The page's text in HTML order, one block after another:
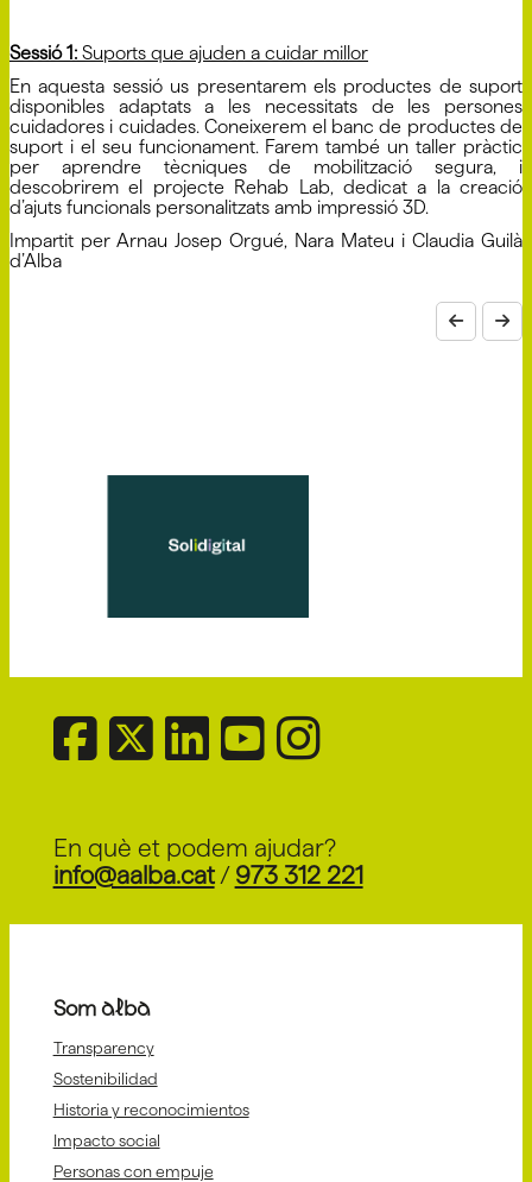
Sessió 1: Suports que ajuden a cuidar millor
En aquesta sessió us presentarem els productes de suport
disponibles adaptats a les necessitats de les persones
cuidadores i cuidades. Coneixerem el banc de productes de
suport i el seu funcionament. Farem també un taller pràctic
per aprendre tècniques de mobilització segura, i
descobrirem el projecte Rehab Lab, dedicat a la creació
d’ajuts funcionals personalitzats amb impressió 3D.
Impartit per Arnau Josep Orgué, Nara Mateu i Claudia Guilà
d’Alba
En què et podem ajudar?
info@aalba.cat/ 973 312 221
Som alba
Transparency
Sostenibilidad
Historia y reconocimientos
Impacto social
Personas con empuje